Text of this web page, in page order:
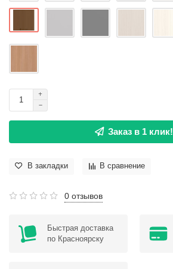
Заказ в 1 клик!
В закладки В сравнение
0 отзывов
Быстрая доставка
по Красноярску